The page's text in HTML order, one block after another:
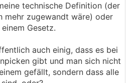
bis zu 25 kWp
Wie errechne ich meinen
MWh?
28.000,-
technische Definition (der
mehr zugewandt wäre) oder
Gesetz.
auch einig, dass es bei
gibt und man sich nicht
gefällt, sondern dass alle